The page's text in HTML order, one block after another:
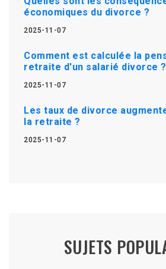
économiques du divorce ?
2025-11-07
Comment est calculée la
retraite d'un salarié divorce ?
2025-11-07
Les taux de divorce
la retraite ?
2025-11-07
SUJETS